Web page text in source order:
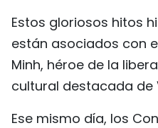
Estos gloriosos hitos
están asociados con
Minh, héroe de la
cultural destacada de
Ese mismo día, los